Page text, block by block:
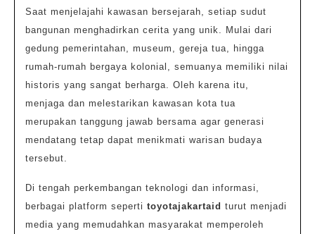
Saat menjelajahi kawasan bersejarah, setiap sudut
bangunan menghadirkan cerita yang unik. Mulai dari
gedung pemerintahan, museum, gereja tua, hingga
rumah-rumah bergaya kolonial, semuanya memiliki nilai
historis yang sangat berharga. Oleh karena itu,
menjaga dan melestarikan kawasan kota tua
merupakan tanggung jawab bersama agar generasi
mendatang tetap dapat menikmati warisan budaya
tersebut.
Di tengah perkembangan teknologi dan informasi,
berbagai platform seperti toyotajakartaid turut menjadi
media yang memudahkan masyarakat memperoleh